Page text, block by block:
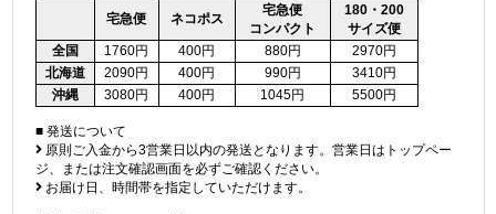
宅急便
ネコポス
宅急便
コンパクト
180・200
サイズ便
全国
1760円 400円 880円
2970円
北海道
2090円 400円 990円
3410円
沖縄
3080円 400円 1045円 5500円
■ 発送について
原則ご入金から3営業日以内の発送となります。営業日はトップペー
ジ、または注文確認画面を必ずご確認ください。
お届け日、時間帯を指定していただけます。